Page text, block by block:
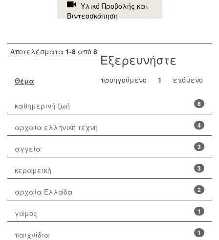
Υλικό Προβολής και
Βιντεοσκόπηση
Αποτελέσματα 1-8 από 8
προηγούμενο 1 επόμενο
Εξερευνήστε
Θέμα
6
καθημερινή ζωή
4
αρχαία ελληνική τέχνη
3
αγγεία
3
κεραμεική
2
αρχαία Ελλάδα
1
γάμος
1
παιχνίδια